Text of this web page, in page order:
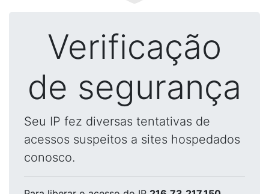
Verificação
de segurança
Seu IP fez diversas tentativas de
acessos suspeitos a sites hospedados
conosco.